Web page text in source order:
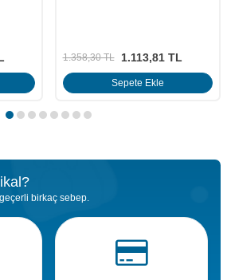
12.306,80TL 10.997,56TL
Sepete Ekle
birkaç sebep.